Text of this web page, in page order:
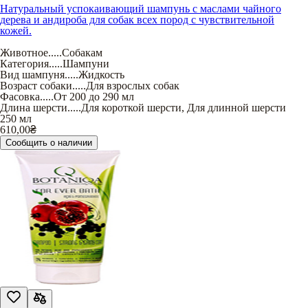
Натуральный успокаивающий шампунь с маслами чайного
дерева и андироба для собак всех пород с чувствительной
кожей.
Животное.....Собакам
Категория.....Шампуни
Вид шампуня.....Жидкость
Возраст собаки.....Для взрослых собак
Фасовка.....От 200 до 290 мл
Длина шерсти.....Для короткой шерсти, Для длинной шерсти
250 мл
610,00₴
Сообщить о наличии